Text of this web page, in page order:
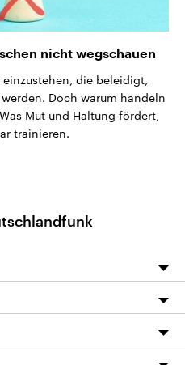
nicht wegschauen
die beleidigt,
Doch warum handeln
Mut und Haltung fördert,
trainieren.